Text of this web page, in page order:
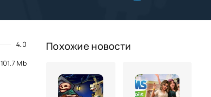
4.0
101.7 Mb
Похожие новости